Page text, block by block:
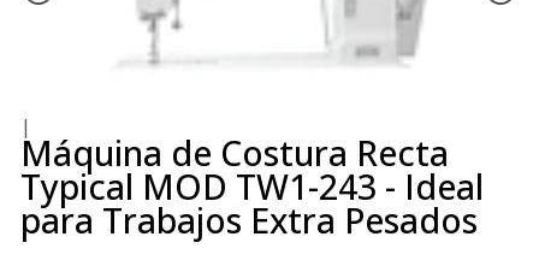
|
Máquina de Costura Recta
Typical MOD TW1-243 - Ideal
para Trabajos Extra Pesados